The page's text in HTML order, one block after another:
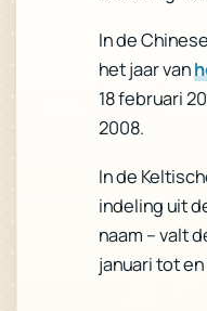
In de
het jaar van
18 februari
2008.
In de
indeling uit
naam – valt
januari tot